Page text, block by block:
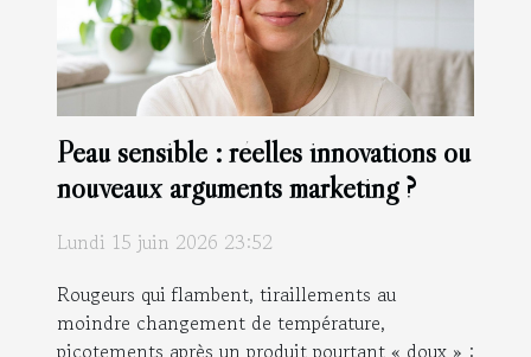
Peau sensible : réelles innovations ou
nouveaux arguments marketing ?
Lundi 15 juin 2026 23:52
Rougeurs qui flambent, tiraillements au
moindre changement de température,
picotements après un produit pourtant « doux » :